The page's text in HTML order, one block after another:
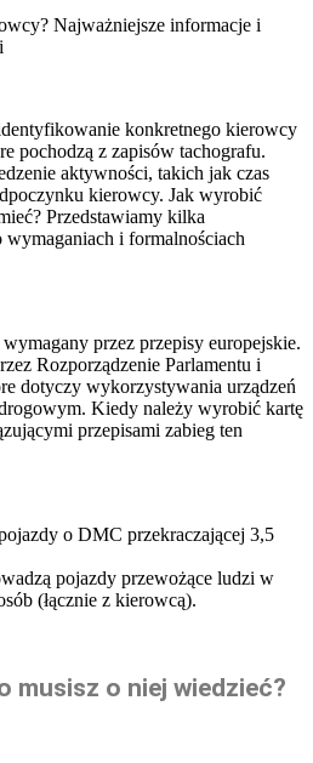
Najważniejsze informacje i
konkretnego kierowcy
pochodzą z zapisów tachografu.
aktywności, takich jak czas
kierowcy. Jak wyrobić
Przedstawiamy kilka
i formalnościach
przez przepisy europejskie.
Rozporządzenie Parlamentu i
dotyczy wykorzystywania urządzeń
Kiedy należy wyrobić kartę
przepisami zabieg ten
o DMC przekraczającej 3,5
pojazdy przewożące ludzi w
(łącznie z kierowcą).
musisz o niej wiedzieć?